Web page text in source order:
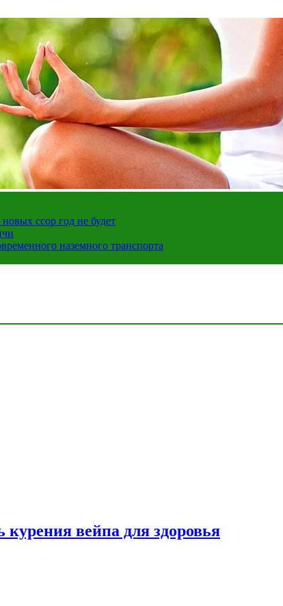
ссор год не будет
наземного транспорта
вейпа для здоровья